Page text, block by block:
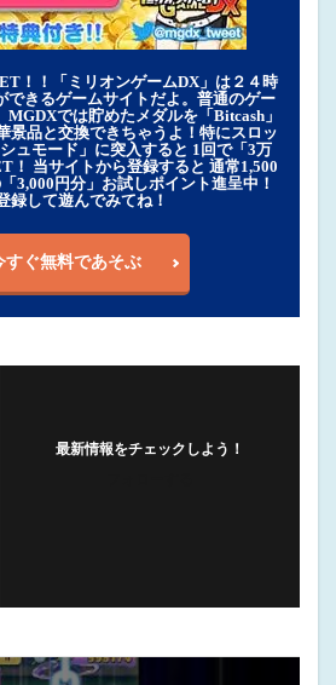
！！「ミリオンゲームDX」は２４時
できるゲームサイトだよ。普通のゲー
では貯めたメダルを「Bitcash」
景品と交換できちゃうよ！特にスロッ
ュモード」に突入すると 1回で「3万
！ 当サイトから登録すると 通常1,500
3,000円分」お試しポイント進呈中！
録して遊んでみてね！
すぐ無料であそぶ
最新情報をチェックしよう！